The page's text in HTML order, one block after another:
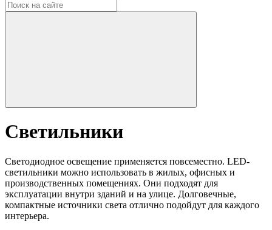
Светильники
Светодиодное освещение применяется повсеместно. LED-
светильники можно использовать в жилых, офисных и
производственных помещениях. Они подходят для
эксплуатации внутри зданий и на улице. Долговечные,
компактные источники света отлично подойдут для каждого
интерьера.